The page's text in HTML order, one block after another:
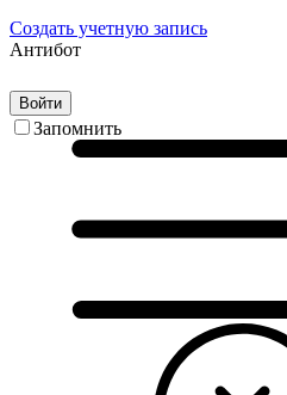
Создать учетную запись
Антибот
Войти
Запомнить